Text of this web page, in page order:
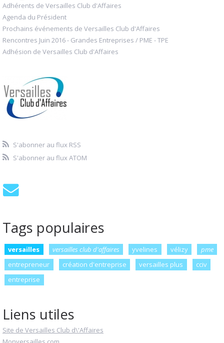
Adhérents de Versailles Club d'Affaires
Agenda du Président
Prochains événements de Versailles Club d'Affaires
Rencontres Juin 2016 - Grandes Entreprises / PME - TPE
Adhésion de Versailles Club d'Affaires
S'abonner au flux RSS
S'abonner au flux ATOM
Tags populaires
versailles versailles club d'affaires yvelines vélizy
pme
entrepreneur
création d'entreprise versailles plus
cciv
entreprise
Liens utiles
Site de Versailles Club d\'Affaires